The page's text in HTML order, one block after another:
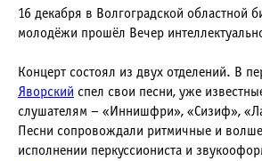
16 декабря в Волгоградской областной
молодёжи прошёл Вечер
Концерт состоял из двух отделений. В
Яворский спел свои песни, уже
слушателям – «Иннишфри», «Сизиф»,
Песни сопровождали ритмичные и
исполнении перкуссиониста и